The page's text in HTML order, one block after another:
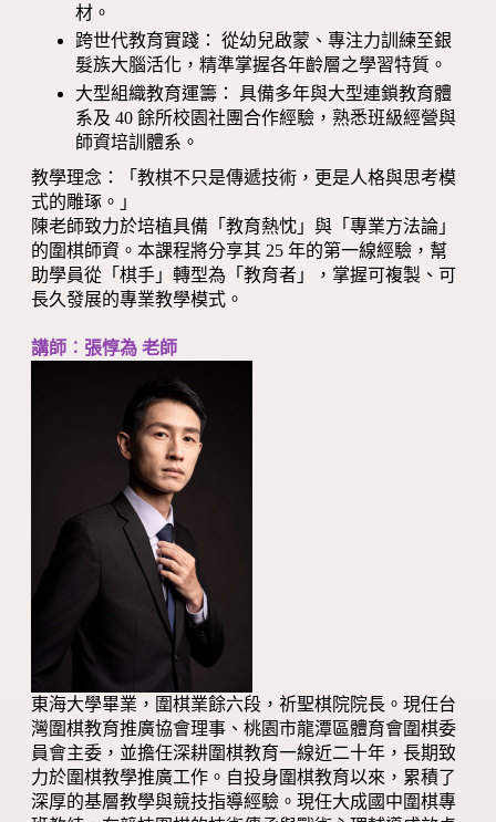
材。
跨世代教育實踐： 從幼兒啟蒙、專注力訓練至銀
髮族大腦活化，精準掌握各年齡層之學習特質。
大型組織教育運籌： 具備多年與大型連鎖教育體
系及 40 餘所校園社團合作經驗，熟悉班級經營與
師資培訓體系。
教學理念：「教棋不只是傳遞技術，更是人格與思考模
式的雕琢。」
陳老師致力於培植具備「教育熱忱」與「專業方法論」
的圍棋師資。本課程將分享其 25 年的第一線經驗，幫
助學員從「棋手」轉型為「教育者」，掌握可複製、可
長久發展的專業教學模式。
講師︰張惇為 老師
東海大學畢業，圍棋業餘六段，祈聖棋院院長。現任台
灣圍棋教育推廣協會理事、桃園市龍潭區體育會圍棋委
員會主委，並擔任深耕圍棋教育一線近二十年，長期致
力於圍棋教學推廣工作。自投身圍棋教育以來，累積了
深厚的基層教學與競技指導經驗。現任大成國中圍棋專